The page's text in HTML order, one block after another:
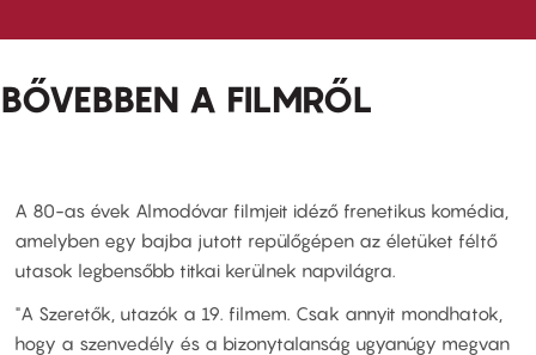
BŐVEBBEN A FILMRŐL
A 80-as évek Almodóvar filmjeit idéző frenetikus komédia,
amelyben egy bajba jutott repülőgépen az életüket féltő
utasok legbensőbb titkai kerülnek napvilágra.
"A Szeretők, utazók a 19. filmem. Csak annyit mondhatok,
hogy a szenvedély és a bizonytalanság ugyanúgy megvan